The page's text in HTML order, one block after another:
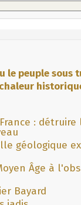
le peuple sous
: détruire
géologique
Âge à
Bayard